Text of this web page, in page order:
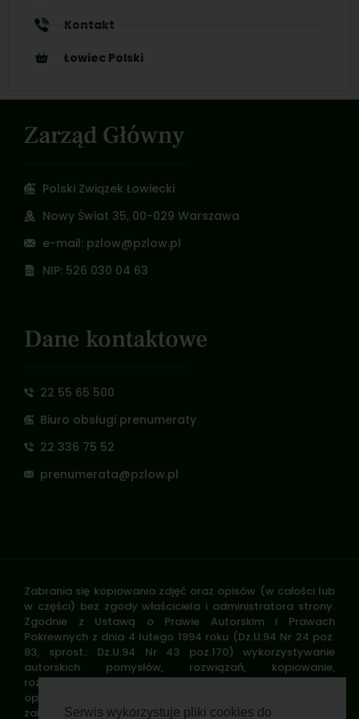
Serwis wykorzystuje pliki cookies do
Kontakt
Łowiec Polski
Zarząd Główny
Polski Związek Łowiecki
Nowy Świat 35, 00-029 Warszawa
e-mail: pzlow@pzlow.pl
NIP: 526 030 04 63
Dane kontaktowe
22 55 65 500
Biuro obsługi prenumeraty
22 336 75 52
prenumerata@pzlow.pl
Zabrania się kopiowania zdjęć oraz opisów (w całości lub
w części) bez zgody właściciela i administratora strony.
Zgodnie z Ustawą o Prawie Autorskim i Prawach
Pokrewnych z dnia 4 lutego 1994 roku (Dz.U.94 Nr 24 poz.
83, sprost.: Dz.U.94 Nr 43 poz.170) wykorzystywanie
autorskich pomysłów, rozwiązań, kopiowanie,
rozpowszechnianie zdjęć, fragmentów grafiki, tekstów
opisów w celach zarobkowych, bez zezwolenia autora jest
zabronione i stanowi naruszenie praw autorskich oraz